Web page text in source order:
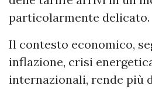
particolarmente delicato.
Il contesto economico,
inflazione, crisi
internazionali, rende più